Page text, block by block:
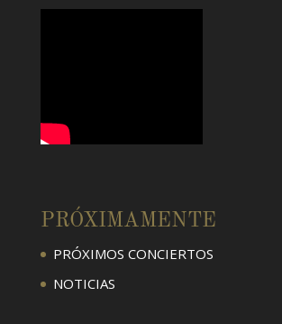
PRÓXIMAMENTE
PRÓXIMOS CONCIERTOS
NOTICIAS